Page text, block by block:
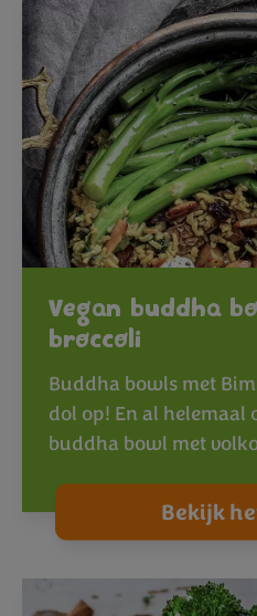
Vegan buddha
broccoli
Buddha bowls met
dol op! En al helemaal
buddha bowl met
Bekijk